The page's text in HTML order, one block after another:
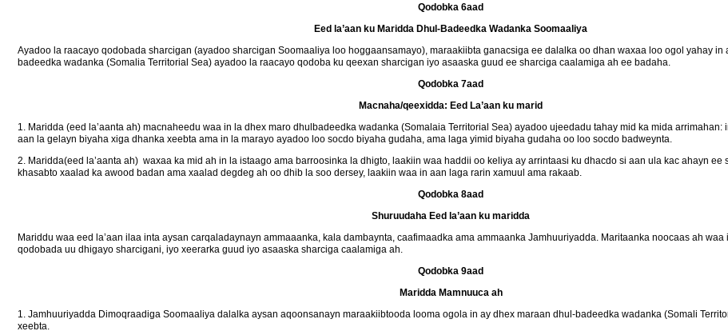
Qodobka 6aad
Eed la’aan ku Maridda Dhul-Badeedka Wadanka Soomaaliya
Ayadoo la raacayo qodobada sharcigan (ayadoo sharcigan Soomaaliya loo hoggaansamayo), maraakiibta ganacsiga ee dalalka oo dhan waxaa loo ogol yahay in
badeedka wadanka (Somalia Territorial Sea) ayadoo la raacayo qodoba ku qeexan sharcigan iyo asaaska guud ee sharciga caalamiga ah ee badaha.
Qodobka 7aad
Macnaha/qeexidda: Eed La’aan ku marid
1. Maridda (eed la’aanta ah) macnaheedu waa in la dhex maro dhulbadeedka wadanka (Somalaia Territorial Sea) ayadoo ujeedadu tahay mid ka mida
aan la gelayn biyaha xiga dhanka xeebta ama in la marayo ayadoo loo socdo biyaha gudaha, ama laga yimid biyaha gudaha oo loo socdo badweynta.
2. Maridda(eed la’aanta ah) waxaa ka mid ah in la istaago ama barroosinka la dhigto, laakiin waa haddii oo keliya ay arrintaasi ku dhacdo si aan ula kac ahayn ee
khasabto xaalad ka awood badan ama xaalad degdeg ah oo dhib la soo dersey, laakiin waa in aan laga rarin xamuul ama rakaab.
Qodobka 8aad
Shuruudaha Eed la’aan ku maridda
Mariddu waa eed la’aan ilaa inta aysan carqaladaynayn ammaaanka, kala dambaynta, caafimaadka ama ammaanka Jamhuuriyadda. Maritaanka noocaas ah
qodobada uu dhigayo sharcigani, iyo xeerarka guud iyo asaaska sharciga caalamiga ah.
Qodobka 9aad
Maridda Mamnuuca ah
1. Jamhuuriyadda Dimoqraadiga Soomaaliya dalalka aysan aqoonsanayn maraakiibtooda looma ogola in ay dhex maraan dhul-badeedka wadanka (Somali
xeebta.